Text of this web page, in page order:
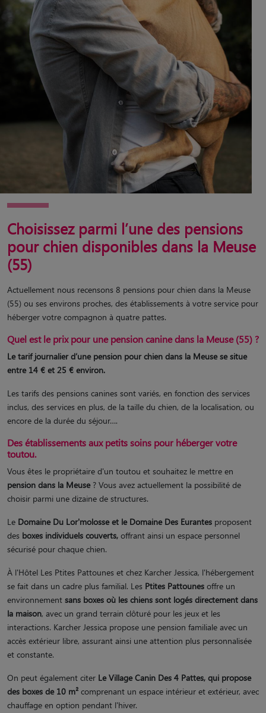
Choisissez parmi l’une des pensions
pour chien disponibles dans la Meuse
(55)
Actuellement nous recensons 8 pensions pour chien dans la Meuse
(55) ou ses environs proches, des établissements à votre service pour
héberger votre compagnon à quatre pattes.
Quel est le prix pour une pension canine dans la Meuse (55) ?
Le tarif journalier d’une pension pour chien dans la Meuse se situe
entre 14 € et 25 € environ.
Les tarifs des pensions canines sont variés, en fonction des services
inclus, des services en plus, de la taille du chien, de la localisation, ou
encore de la durée du séjour….
Des établissements aux petits soins pour héberger votre
toutou.
Vous êtes le propriétaire d'un toutou et souhaitez le mettre en
pension dans la Meuse? Vous avez actuellement la possibilité de
choisir parmi une dizaine de structures.
Le Domaine Du Lor'molosse et le Domaine Des Eurantes proposent
des boxes individuels couverts, offrant ainsi un espace personnel
sécurisé pour chaque chien.
À l'Hôtel Les Ptites Pattounes et chez Karcher Jessica, l'hébergement
se fait dans un cadre plus familial. Les Ptites Pattounes offre un
environnement sans boxes où les chiens sont logés directement dans
la maison, avec un grand terrain clôturé pour les jeux et les
interactions. Karcher Jessica propose une pension familiale avec un
accès extérieur libre, assurant ainsi une attention plus personnalisée
et constante.
On peut également citer Le Village Canin Des 4 Pattes, qui propose
des boxes de 10 m² comprenant un espace intérieur et extérieur, avec
chauffage en option pendant l'hiver.